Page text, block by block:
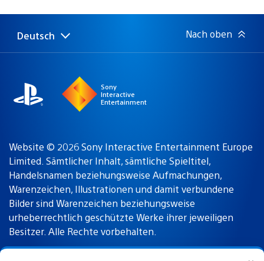
Select
Aktuelle
Deutsch Nach oben
Sony
Interactive
Entertainment
Website © 2026 Sony Interactive Entertainment Europe
Limited. Sämtlicher Inhalt, sämtliche Spieltitel,
Handelsnamen beziehungsweise Aufmachungen,
Warenzeichen, Illustrationen und damit verbundene
Bilder sind Warenzeichen beziehungsweise
urheberrechtlich geschützte Werke ihrer jeweiligen
Besitzer. Alle Rechte vorbehalten.